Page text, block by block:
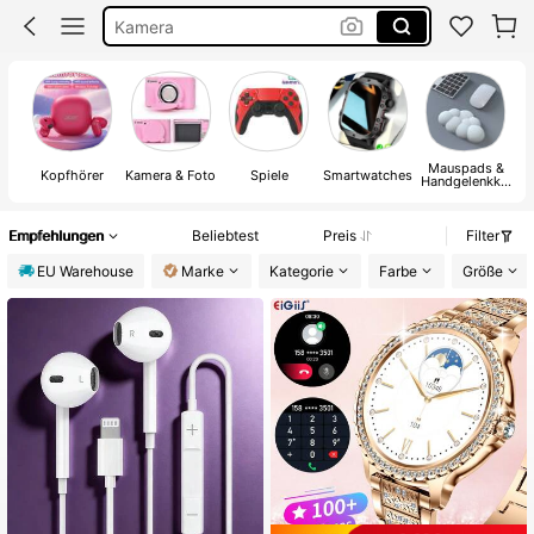
Kamera
Kopfhörer
Kopfhörer Kamera & Foto Spiele Smartwatches Mauspads &
Handgelenkkis
Empfehlungen Beliebtest Preis
Filter
EU Warehouse
Marke Kategorie Farbe Größe